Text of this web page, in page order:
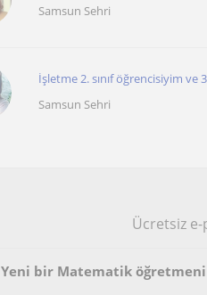
Samsun Sehri
İşletme 2. sınıf öğrencisiyim
Samsun Sehri
Ücretsiz
Yeni bir Matematik öğretmeni